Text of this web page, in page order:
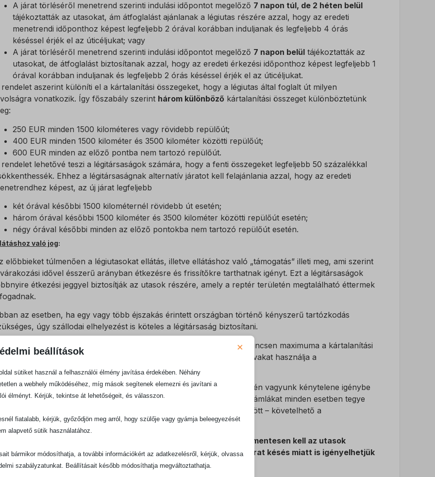
A járat törléséről menetrend szerinti indulási időpontot megelőző 7 napon túl, de 2 héten belül
tájékoztatták az utasokat, ám átfoglalást ajánlanak a légiutas részére azzal, hogy az eredeti
menetrendi időponthoz képest legfeljebb 2 órával korábban induljanak és legfeljebb 4 órás
késéssel érjék el az úticéljukat; vagy
A járat törléséről menetrend szerinti indulási időpontot megelőző 7 napon belül tájékoztatták az
utasokat, de átfoglalást biztosítanak azzal, hogy az eredeti érkezési időponthoz képest legfeljebb 1
órával korábban induljanak és legfeljebb 2 órás késéssel érjék el az úticéljukat.
aszerint különíti el a kártalanítási összegeket, hogy a légiutas által foglalt út milyen
vonatkozik. Így főszabály szerint három különböző kártalanítási összeget különböztetünk
250 EUR minden 1500 kilométeres vagy rövidebb repülőút;
400 EUR minden 1500 kilométer és 3500 kilométer közötti repülőút;
600 EUR minden az előző pontba nem tartozó repülőút.
lehetővé teszi a légitársaságok számára, hogy a fenti összegeket legfeljebb 50 százalékkal
Ehhez a légitársaságnak alternatív járatot kell felajánlania azzal, hogy az eredeti
képest, az új járat legfeljebb
két órával későbbi 1500 kilométernél rövidebb út esetén;
három órával későbbi 1500 kilométer és 3500 kilométer közötti repülőút esetén;
négy órával későbbi minden az előző pontokba nem tartozó repülőút esetén.
való jog:
előbbieket túlmenően a légiutasokat ellátás, illetve ellátáshoz való „támogatás” illeti meg, ami szerint
idővel ésszerű arányban étkezésre és frissítőkre tarthatnak igényt. Ezt a légitársaságok
étkezési jeggyel biztosítják az utasok részére, amely a reptér területén megtalálható éttermek
az esetben, ha egy vagy több éjszakás érintett országban történő kényszerű tartózkodás
úgy szállodai elhelyezést is köteles a légitársaság biztosítani.
ellátáshoz való jognak – amit a Rendelet a 9. cikkben szabályoz – nincsen maximuma a kártalanítási
ellentétben, a Rendelet kizárólag az ésszerű és arányos szavakat használja a
a légitársaság elzárkózna az előbbiek felajánlásától és saját költségén vagyunk kénytelene igénybe
a szállását, étkezését, akkor javasoljuk, hogy a bizonylatokat, számlákat minden esetben tegye
hiszen annak ellenértéke később – ésszerű és arányos keretek között – követelhető a
megjegyeznünk, hogy az előbbieket a légitársaságoknak díjmentesen kell az utasok
biztosítaniuk, mindemellett nem csak járat törlés, hanem járat késés miatt is igényelhetjük
ellátásokat.
beállítások ×
sütiket használ a felhasználói élmény javítása érdekében. Néhány
a webhely működéséhez, míg mások segítenek elemezni és javítani a
élményt. Kérjük, tekintse át lehetőségeit, és válasszon.
fiatalabb, kérjük, győződjön meg arról, hogy szülője vagy gyámja beleegyezését
alapvető sütik használatához.
bármikor módosíthatja, a további információkért az adatkezelésről, kérjük, olvassa
szabályzatunkat. Beállításait később módosíthatja megváltoztathatja.